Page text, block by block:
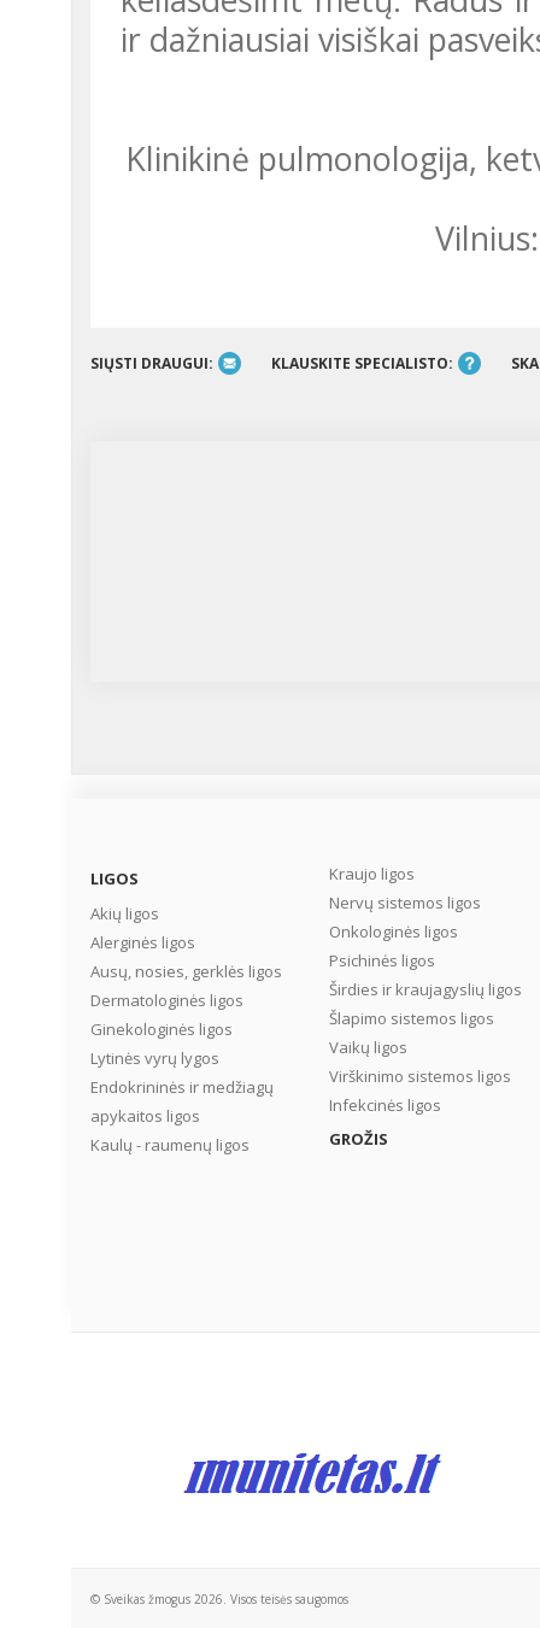
ir dažniausiai visiškai
Klinikinė pulmonologija, ketvirtasis papildytas leidimas / parengta
SIŲSTI DRAUGUI: KLAUSKITE SPECIALISTO:
LIGOS
Akių ligos
Alerginės ligos
Ausų, nosies, gerklės ligos
Dermatologinės ligos
Ginekologinės ligos
Lytinės vyrų lygos
Endokrininės ir medžiagų
apykaitos ligos
Kaulų - raumenų ligos
Kraujo ligos
Nervų sistemos ligos
Onkologinės ligos
Psichinės ligos
Širdies ir kraujagyslių ligos
Šlapimo sistemos ligos
Vaikų ligos
Virškinimo sistemos ligos
Infekcinės ligos
GROŽIS
© Sveikas žmogus 2026. Visos teisės saugomos